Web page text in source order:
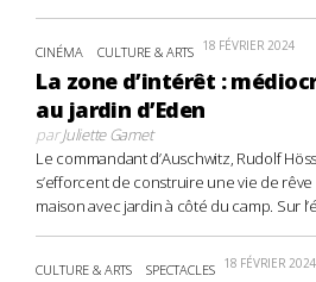
CINÉMA CULTURE & ARTS 18 FÉVRIER 2024
La zone d’intérêt :
au jardin d’Eden
parJuliette Gamet
Le commandant d’Auschwitz, Rudolf
s’efforcent de construire une vie de
maison avec jardin à côté du camp. Sur
CULTURE & ARTS SPECTACLES 18 FÉVRIER 2024